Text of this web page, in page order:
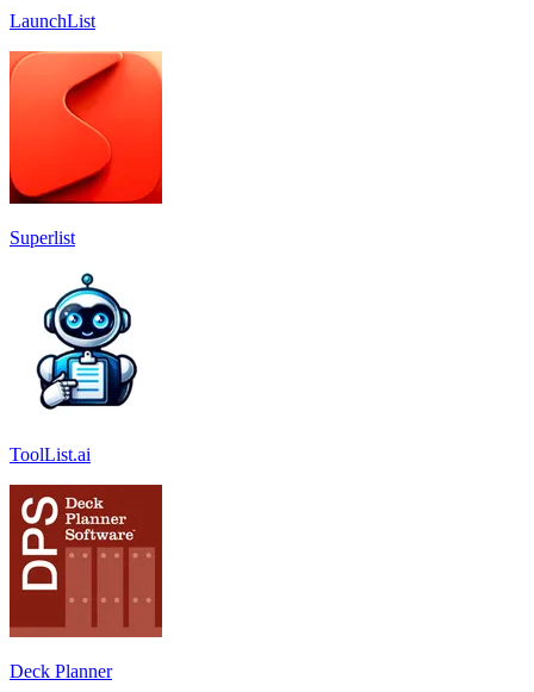
LaunchList
Superlist
ToolList.ai
Deck Planner